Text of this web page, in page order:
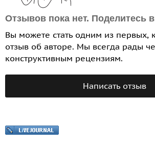
Отзывов пока нет. Поделитесь
Вы можете стать одним из первых,
отзыв об авторе. Мы всегда рады
конструктивным рецензиям.
Написать отзыв